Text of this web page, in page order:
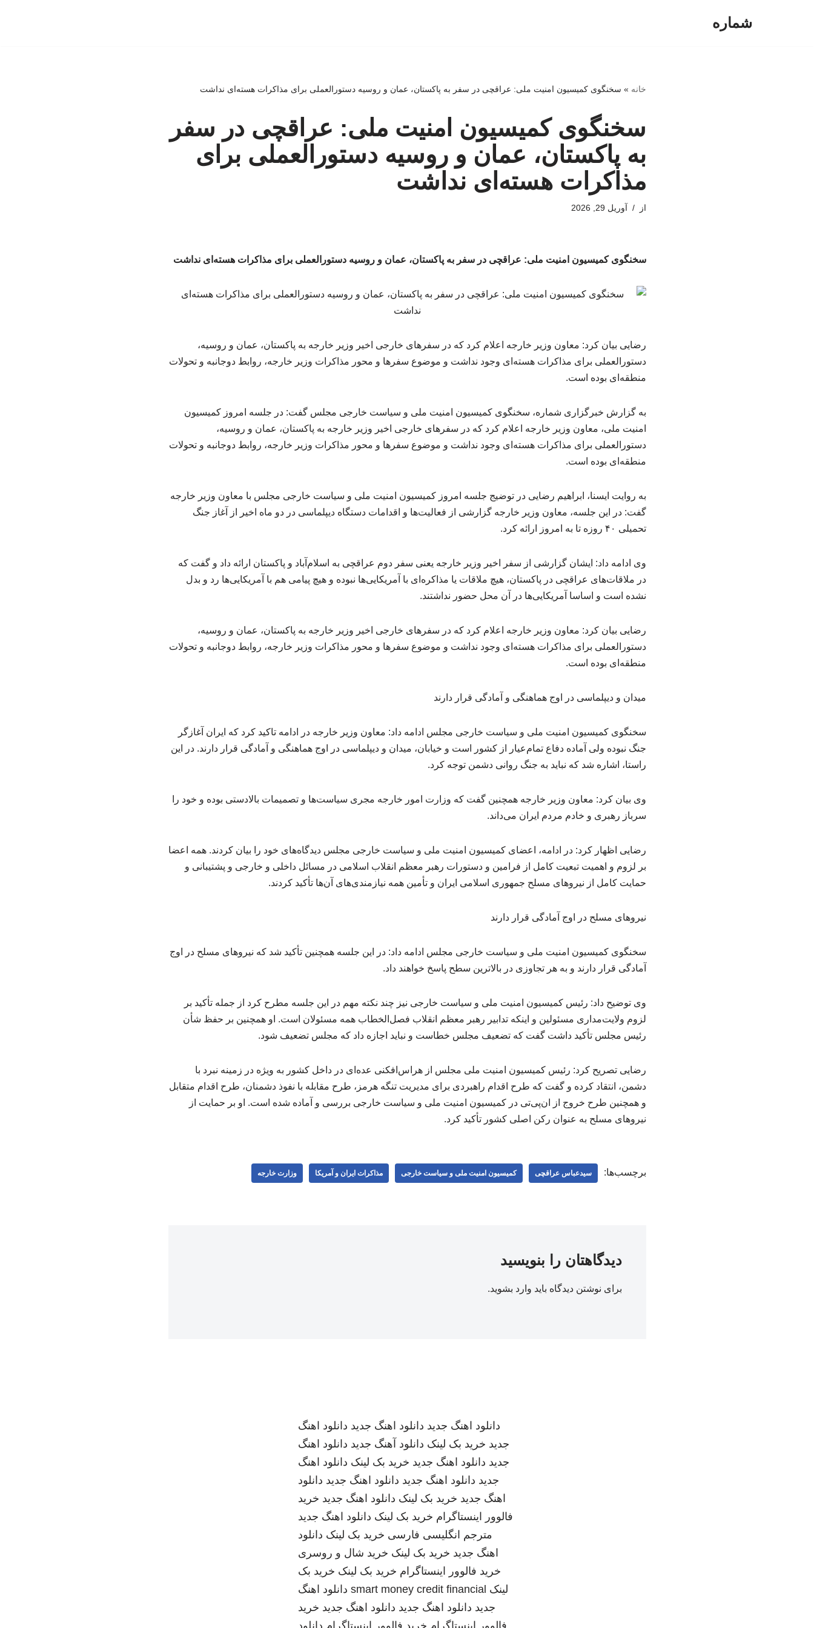
شماره
خانه » سخنگوی کمیسیون امنیت ملی: عراقچی در سفر به پاکستان، عمان و روسیه دستورالعملی برای مذاکرات هسته‌ای نداشت
سخنگوی کمیسیون امنیت ملی: عراقچی در سفر
به پاکستان، عمان و روسیه دستورالعملی برای
مذاکرات هسته‌ای نداشت
از آوریل 29, 2026
سخنگوی کمیسیون امنیت ملی: عراقچی در سفر به پاکستان، عمان و روسیه دستورالعملی برای مذاکرات هسته‌ای نداشت
رضایی بیان کرد: معاون وزیر خارجه اعلام کرد که در سفرهای خارجی اخیر وزیر خارجه به پاکستان، عمان و روسیه،
دستورالعملی برای مذاکرات هسته‌ای وجود نداشت و موضوع سفرها و محور مذاکرات وزیر خارجه، روابط دوجانبه و تحولات
منطقه‌ای بوده است.
به گزارش خبرگزاری شماره، سخنگوی کمیسیون امنیت ملی و سیاست خارجی مجلس گفت: در جلسه امروز کمیسیون
امنیت ملی، معاون وزیر خارجه اعلام کرد که در سفرهای خارجی اخیر وزیر خارجه به پاکستان، عمان و روسیه،
دستورالعملی برای مذاکرات هسته‌ای وجود نداشت و موضوع سفرها و محور مذاکرات وزیر خارجه، روابط دوجانبه و تحولات
منطقه‌ای بوده است.
به روایت ایسنا، ابراهیم رضایی در توضیج جلسه امروز کمیسیون امنیت ملی و سیاست خارجی مجلس با معاون وزیر خارجه
گفت: در این جلسه، معاون وزیر خارجه گزارشی از فعالیت‌ها و اقدامات دستگاه دیپلماسی در دو ماه اخیر از آغاز جنگ
تحمیلی ۴۰ روزه تا به امروز ارائه کرد.
وی ادامه داد: ایشان گزارشی از سفر اخیر وزیر خارجه یعنی سفر دوم عراقچی به اسلام‌آباد و پاکستان ارائه داد و گفت که
در ملاقات‌های عراقچی در پاکستان، هیچ ملاقات یا مذاکره‌ای با آمریکایی‌ها نبوده و هیچ پیامی هم با آمریکایی‌ها رد و بدل
نشده است و اساسا آمریکایی‌ها در آن محل حضور نداشتند.
رضایی بیان کرد: معاون وزیر خارجه اعلام کرد که در سفرهای خارجی اخیر وزیر خارجه به پاکستان، عمان و روسیه،
دستورالعملی برای مذاکرات هسته‌ای وجود نداشت و موضوع سفرها و محور مذاکرات وزیر خارجه، روابط دوجانبه و تحولات
منطقه‌ای بوده است.
میدان و دیپلماسی در اوج هماهنگی و آمادگی قرار دارند
سخنگوی کمیسیون امنیت ملی و سیاست خارجی مجلس ادامه داد: معاون وزیر خارجه در ادامه تاکید کرد که ایران آغازگر
جنگ نبوده ولی آماده دفاع تمام‌عیار از کشور است و خیابان، میدان و دیپلماسی در اوج هماهنگی و آمادگی قرار دارند. در این
راستا، اشاره شد که نباید به جنگ روانی دشمن توجه کرد.
وی بیان کرد: معاون وزیر خارجه همچنین گفت که وزارت امور خارجه مجری سیاست‌ها و تصمیمات بالادستی بوده و خود را
سرباز رهبری و خادم مردم ایران می‌داند.
رضایی اظهار کرد: در ادامه، اعضای کمیسیون امنیت ملی و سیاست خارجی مجلس دیدگاه‌های خود را بیان کردند. همه اعضا
بر لزوم و اهمیت تبعیت کامل از فرامین و دستورات رهبر معظم انقلاب اسلامی در مسائل داخلی و خارجی و پشتیبانی و
حمایت کامل از نیروهای مسلح جمهوری اسلامی ایران و تأمین همه نیازمندی‌های آن‌ها تأکید کردند.
نیروهای مسلح در اوج آمادگی قرار دارند
سخنگوی کمیسیون امنیت ملی و سیاست خارجی مجلس ادامه داد: در این جلسه همچنین تأکید شد که نیروهای مسلح در اوج
آمادگی قرار دارند و به هر تجاوزی در بالاترین سطح پاسخ خواهند داد.
وی توضیح داد: رئیس کمیسیون امنیت ملی و سیاست خارجی نیز چند نکته مهم در این جلسه مطرح کرد از جمله تأکید بر
لزوم ولایت‌مداری مسئولین و اینکه تدابیر رهبر معظم انقلاب فصل‌الخطاب همه مسئولان است. او همچنین بر حفظ شأن
رئیس مجلس تأکید داشت گفت که تضعیف مجلس خطاست و نباید اجازه داد که مجلس تضعیف شود.
رضایی تصریح کرد: رئیس کمیسیون امنیت ملی مجلس از هراس‌افکنی عده‌ای در داخل کشور به ویژه در زمینه نبرد با
دشمن، انتقاد کرده و گفت که طرح‌ اقدام راهبردی برای مدیریت تنگه هرمز، طرح مقابله با نفوذ دشمنان، طرح اقدام متقابل
و همچنین طرح خروج از ان‌پی‌تی در کمیسیون امنیت ملی و سیاست خارجی بررسی و آماده شده است. او بر حمایت از
نیروهای مسلح به عنوان رکن اصلی کشور تأکید کرد.
برچسب‌ها: سیدعباس عراقچی کمیسیون امنیت ملی و سیاست خارجی مذاکرات ایران و آمریکا وزارت خارجه
دیدگاهتان را بنویسید
برای نوشتن دیدگاه باید وارد بشوید.
دانلود اهنگ جدید دانلود اهنگ جدید دانلود اهنگ
جدید خرید بک لینک دانلود آهنگ جدید دانلود اهنگ
جدید دانلود اهنگ جدید خرید بک لینک دانلود اهنگ
جدید دانلود اهنگ جدید دانلود اهنگ جدید دانلود
اهنگ جدید خرید بک لینک دانلود اهنگ جدید خرید
فالوور اینستاگرام خرید بک لینک دانلود اهنگ جدید
مترجم انگلیسی فارسی خرید بک لینک دانلود
اهنگ جدید خرید بک لینک خرید شال و روسری
خرید فالوور اینستاگرام خرید بک لینک خرید بک
لینک smart money credit financial دانلود اهنگ
جدید دانلود اهنگ جدید دانلود اهنگ جدید خرید
فالوور اینستاگرام خرید فالوور اینستاگرام دانلود